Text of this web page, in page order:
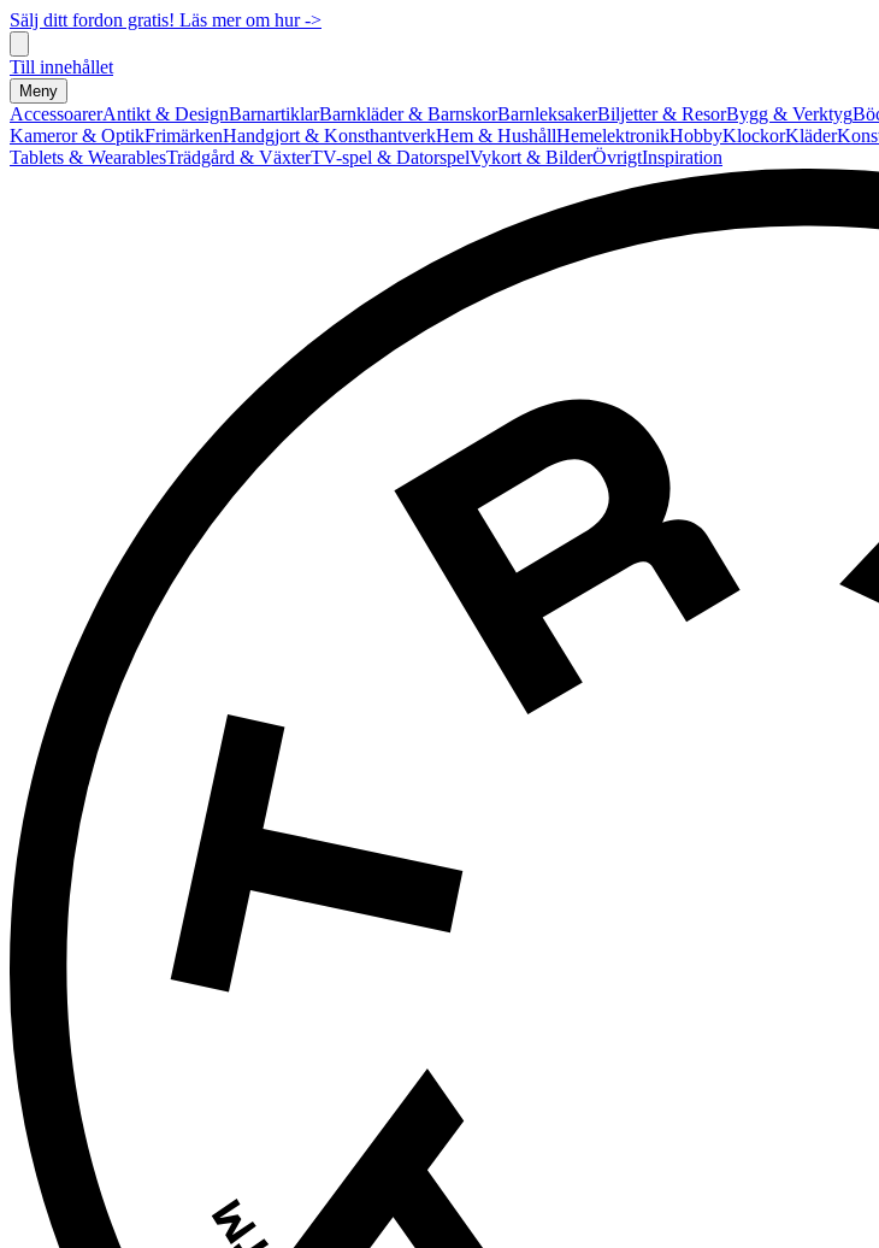
Sälj ditt fordon gratis! Läs mer om hur ->
Till innehållet
Meny
AccessoarerAntikt & DesignBarnartiklarBarnkläder & BarnskorBarnleksakerBiljetter & ResorBygg & Verktyg
Kameror & OptikFrimärkenHandgjort & KonsthantverkHem & HushållHemelektronikHobbyKlockorKläder
Tablets & WearablesTrädgård & VäxterTV-spel & DatorspelVykort & BilderÖvrigtInspiration